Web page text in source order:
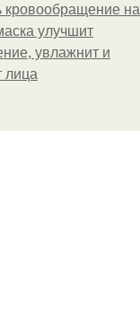
кровообращение на
улучшит
увлажнит и
лица